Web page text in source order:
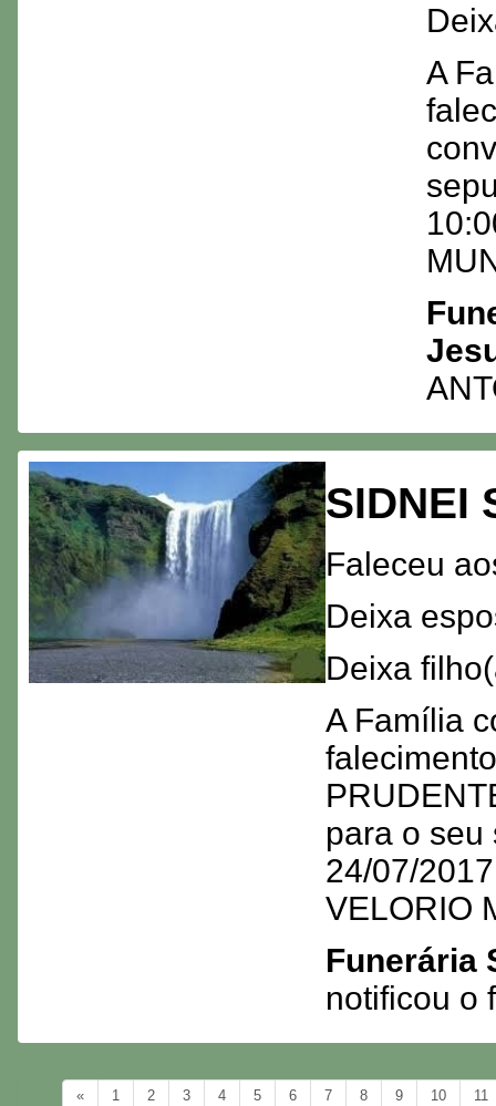
A
SIDNEI
Faleceu
Deixa
Deixa
A Família
para o seu
24/07/
VELORIO
Funerária
notificou o
« 1 2 3 4 5 6 7 8 9 10
11